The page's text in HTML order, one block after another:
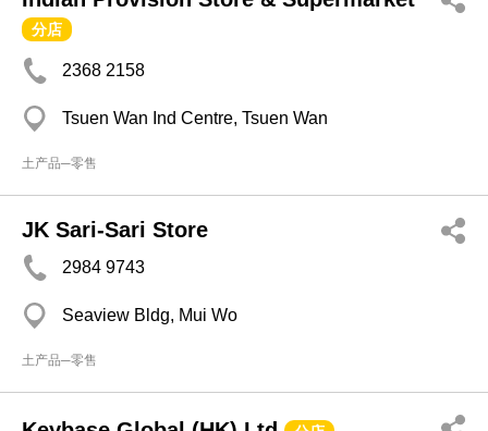
分店
2368 2158
Tsuen Wan Ind Centre, Tsuen Wan
土产品─零售
JK Sari-Sari Store
2984 9743
Seaview Bldg, Mui Wo
土产品─零售